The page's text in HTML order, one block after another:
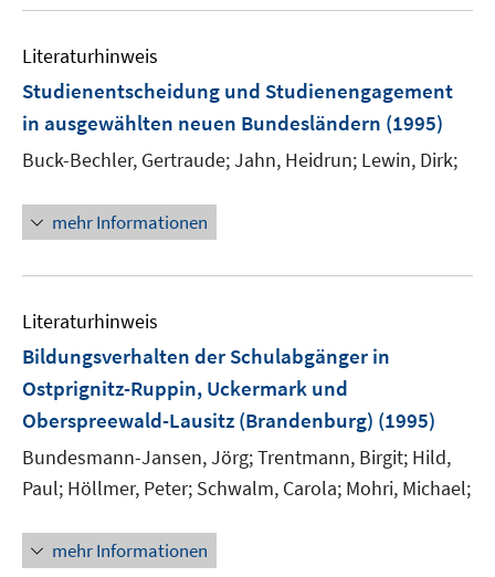
Literaturhinweis
Studienentscheidung und Studienengagement
in ausgewählten neuen Bundesländern (1995)
Buck-Bechler, Gertraude;Jahn, Heidrun; Lewin, Dirk;
mehr Informationen
Literaturhinweis
Bildungsverhalten der Schulabgänger in
Ostprignitz-Ruppin, Uckermark und
Oberspreewald-Lausitz (Brandenburg) (1995)
Bundesmann-Jansen, Jörg;Trentmann, Birgit; Hild,
Paul; Höllmer, Peter; Schwalm, Carola; Mohri, Michael;
mehr Informationen